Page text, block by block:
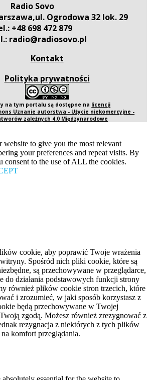
Radio Sovo
Ogrodowa 32 lok. 29
+48 698 472 879
radio@radiosovo.pl
Kontakt
Polityka prywatności
na tym portalu są dostępne na licencji
Uznanie autorstwa - Użycie niekomercyjne -
zależnych 4.0 Międzynarodowe
website to give you the most relevant
your preferences and repeat visits. By
consent to the use of ALL the cookies.
cookie, aby poprawić Twoje wrażenia
Spośród nich pliki cookie, które są
są przechowywane w przeglądarce,
do działania podstawowych funkcji strony
również plików cookie stron trzecich, które
i zrozumieć, w jaki sposób korzystasz z
będą przechowywane w Twojej
zgodą. Możesz również zrezygnować z
rezygnacja z niektórych z tych plików
komfort przeglądania.